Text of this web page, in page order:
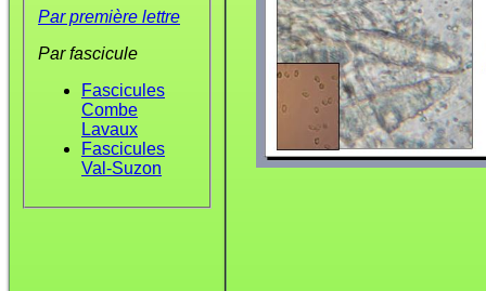
Par première lettre
Par fascicule
Fascicules
Combe
Lavaux
Fascicules
Val-Suzon